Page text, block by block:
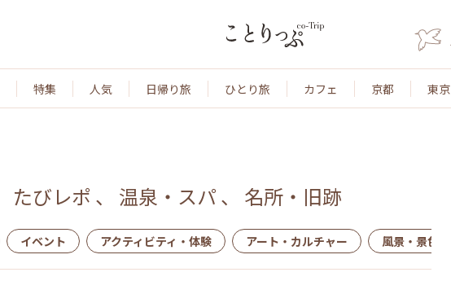
特集 人気 日帰り旅 ひとり旅 カフェ 京都 東京
たびレポ 、 温泉・スパ 、 名所・旧跡
イベント アクティビティ・体験 アート・カルチャー 風景・景色